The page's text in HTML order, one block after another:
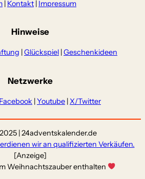
| Kontakt | Impressum
Hinweise
Glückspiel Geschenkideen
Netzwerke
Facebook Youtube X/Twitter
| 24adventskalender.de
wir an qualifizierten Verkäufen.
[Anzeige]
Weihnachtszauber enthalten